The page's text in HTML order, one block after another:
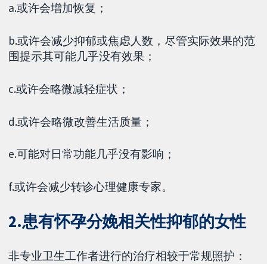
a.或许会增加恢复；
b.或许会减少抑郁或焦虑人数，尽管实际效果的范
围提示其可能几乎没有效果；
c.或许会略微减轻症状；
d.或许会略微改善生活质量；
e.可能对日常功能几乎没有影响；
f.或许会减少转诊心理健康专家。
2.患有怀孕分娩相关性抑郁的女性
非专业卫生工作者进行的治疗相较于常规照护：